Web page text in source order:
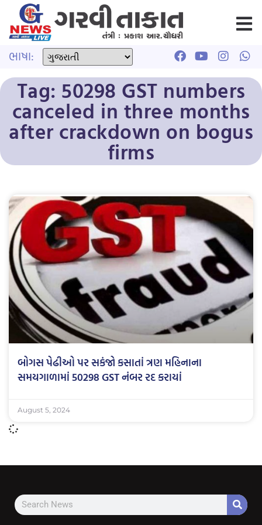
ભાષા:
Tag: 50298 GST numbers
canceled in three months
after crackdown on bogus
firms
બોગસ પેઢીઓ પર સકંજો કસાતાં ત્રણ મહિનાના
સમયગાળામાં 50298 GST નંબર રદ કરાયાં
August 5, 2024